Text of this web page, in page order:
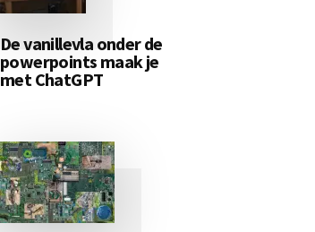
De vanillevla onder de
powerpoints maak je
met ChatGPT